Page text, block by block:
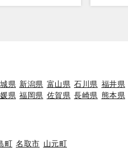
県 新潟県 富山県 石川県 福井県
県 福岡県 佐賀県 長崎県 熊本県
町 名取市 山元町